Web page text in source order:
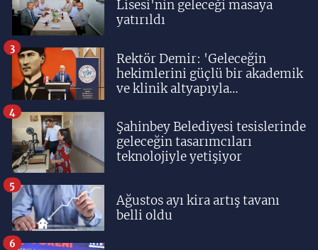
Lisesi'nin geleceği masaya
yatırıldı
Rektör Demir: 'Geleceğin
hekimlerini güçlü bir akademik
ve klinik altyapıyla
3
Şahinbey Belediyesi tesislerinde
geleceğin tasarımcıları
teknolojiyle yetişiyor
4
Ağustos ayı kira artış tavanı
belli oldu
5
6